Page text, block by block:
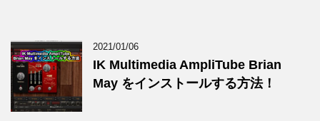
2021/01/06
IK Multimedia AmpliTube Brian
May をインストールする方法！